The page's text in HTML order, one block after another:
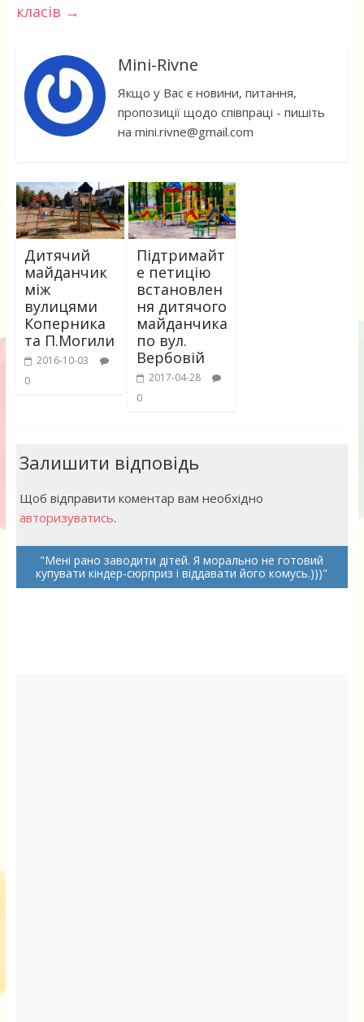
класів →
Mini-Rivne
Якщо у Вас є новини, питання,
пропозиції щодо співпраці - пишіть
на mini.rivne@gmail.com
Дитячий
майданчик
між
вулицями
Коперника
та П.Могили
2016-10-03
0
Підтримайт
е петицію
встановлен
ня дитячого
майданчика
по вул.
Вербовій
2017-04-28
0
Залишити відповідь
Щоб відправити коментар вам необхідно
авторизуватись.
Мені рано заводити дітей. Я морально не готовий
купувати кіндер-сюрприз і віддавати його комусь.)))